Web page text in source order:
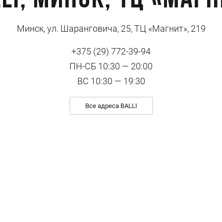
Минск, ул. Шаранговича, 25, ТЦ «Магнит», 219
+375 (29) 772-39-94
ПН-СБ 10:30 — 20:00
ВС 10:30 — 19:30
Все адреса BALLI